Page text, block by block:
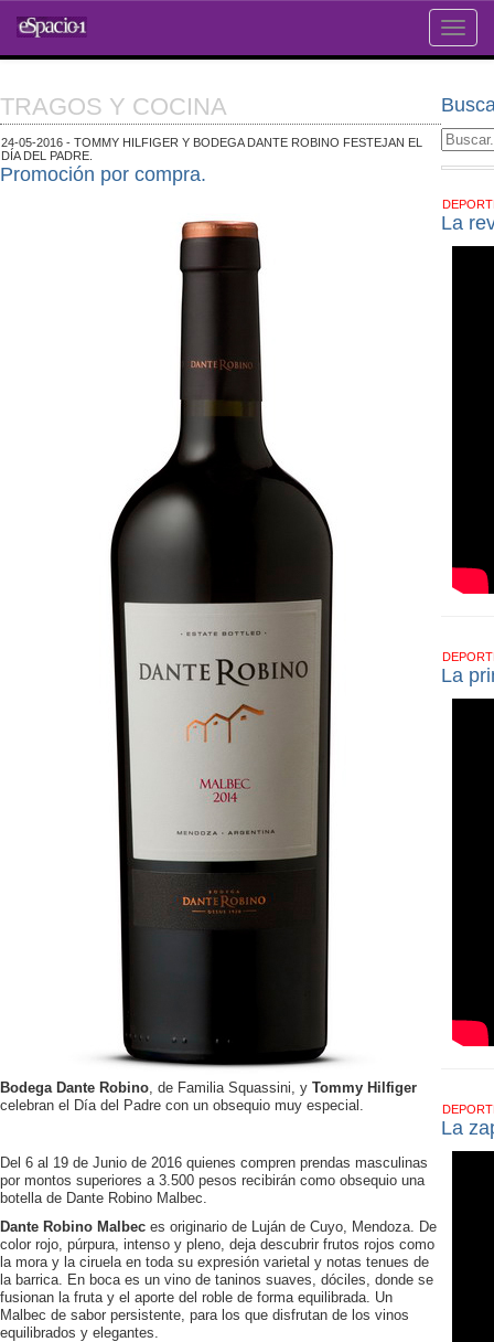
Toggle
TRAGOS Y COCINA
24-05-2016 - TOMMY HILFIGER Y BODEGA DANTE ROBINO FESTEJAN EL
DÍA DEL PADRE.
Promoción por compra.
Bodega Dante Robino, de Familia Squassini, y Tommy Hilfiger
celebran el Día del Padre con un obsequio muy especial.
Del 6 al 19 de Junio de 2016 quienes compren prendas masculinas
por montos superiores a 3.500 pesos recibirán como obsequio una
botella de Dante Robino Malbec.
Dante Robino Malbec es originario de Luján de Cuyo, Mendoza. De
color rojo, púrpura, intenso y pleno, deja descubrir frutos rojos como
la mora y la ciruela en toda su expresión varietal y notas tenues de
la barrica. En boca es un vino de taninos suaves, dóciles, donde se
fusionan la fruta y el aporte del roble de forma equilibrada. Un
Malbec de sabor persistente, para los que disfrutan de los vinos
equilibrados y elegantes.
La
La
La